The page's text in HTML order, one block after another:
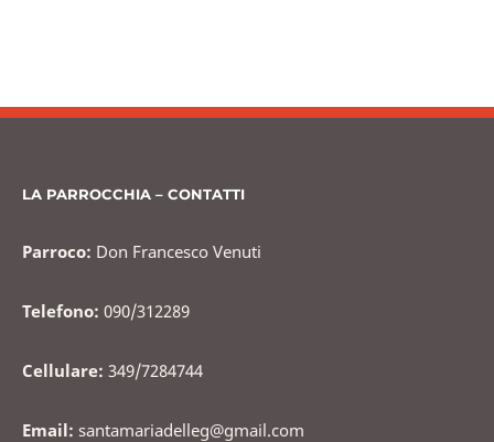
b
o
vi
LA PARROCCHIA – CONTATTI
Parroco: Don Francesco Venuti
Telefono: 090/312289
Cellulare: 349/7284744
Email: santamariadelleg@gmail.com